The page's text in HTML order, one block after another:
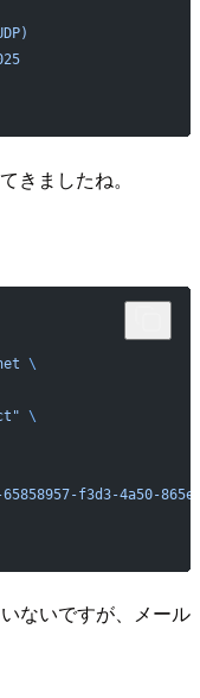
きましたね。
\
\
f3d3-4a50-
ないですが、メール